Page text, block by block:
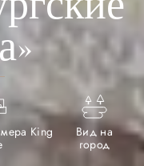
King
Вид на
город